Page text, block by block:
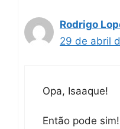
Rodrigo
29 de abril
Opa, Isaaque!
Então pode